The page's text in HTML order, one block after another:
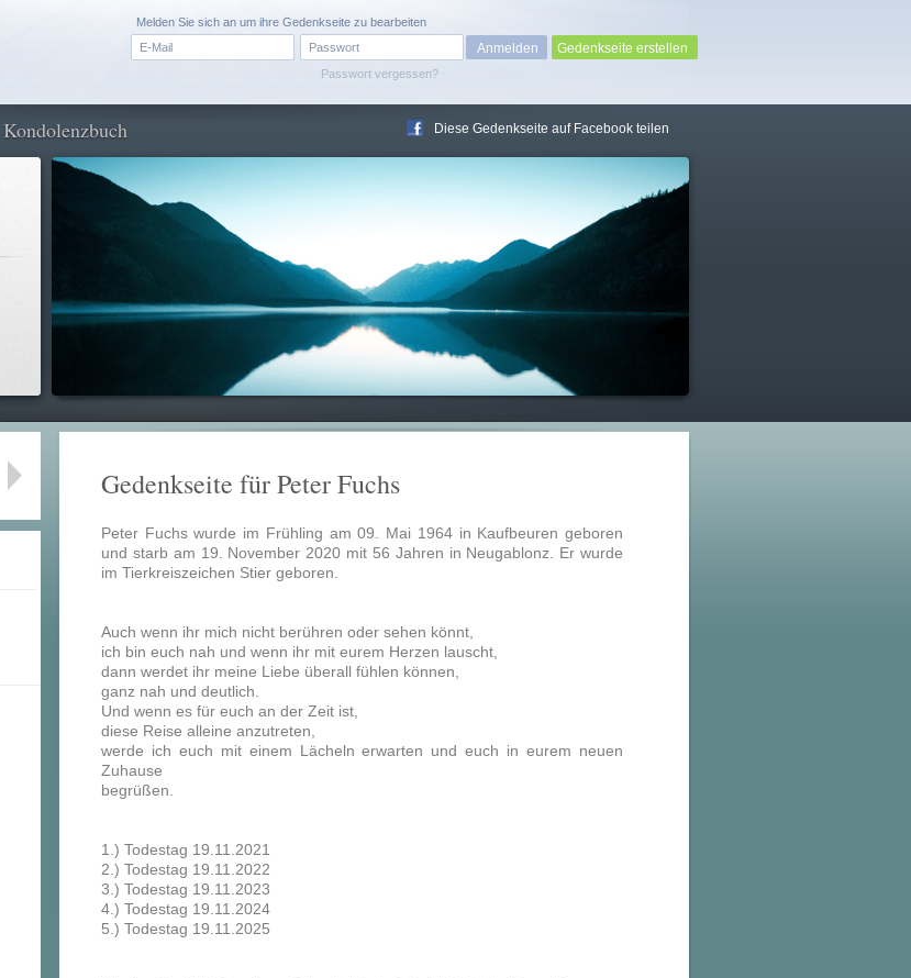
Passwort vergessen?
Melden Sie sich an um ihre Gedenkseite zu bearbeiten
Gedenkseite erstellen
Kondolenzbuch Diese Gedenkseite auf Facebook teilen
Gedenkseite für Peter Fuchs
Peter Fuchs wurde im Frühling am 09. Mai 1964 in Kaufbeuren geboren
und starb am 19. November 2020 mit 56 Jahren in Neugablonz. Er wurde
im Tierkreiszeichen Stier geboren.
Auch wenn ihr mich nicht berühren oder sehen könnt,
ich bin euch nah und wenn ihr mit eurem Herzen lauscht,
dann werdet ihr meine Liebe überall fühlen können,
ganz nah und deutlich.
Und wenn es für euch an der Zeit ist,
diese Reise alleine anzutreten,
werde ich euch mit einem Lächeln erwarten und euch in eurem neuen
Zuhause
begrüßen.
1.) Todestag 19.11.2021
2.) Todestag 19.11.2022
3.) Todestag 19.11.2023
4.) Todestag 19.11.2024
5.) Todestag 19.11.2025